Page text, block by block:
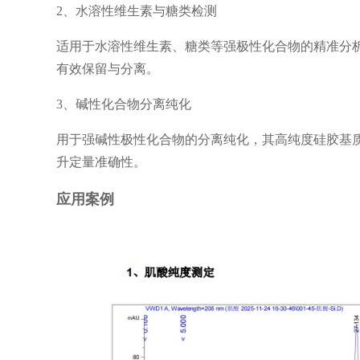
2、水溶性维生素与糖类检测
适用于水溶性维生素、糖类等强极性化合物的精准分
有效保留与分离。
3、碱性化合物分离纯化
用于强碱性极性化合物的分离纯化，其高纯度硅胶
升定量准确性。
应用案例